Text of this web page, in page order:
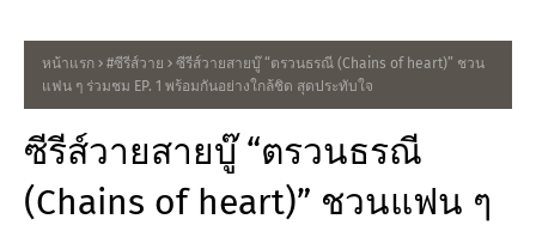
หน้าแรก #ซีรีส์วาย
ซีรีส์วายสายบู๊ “ตรวนธรณี (Chains of heart)” ชวน
แฟน ๆ ร่วมชม EP. 1 พร้อมกันอย่างใกล้ชิด สุดประทับใจ
ซีรีส์วายสายบู๊ “ตรวนธรณี
(Chains of heart)” ชวนแฟน ๆ